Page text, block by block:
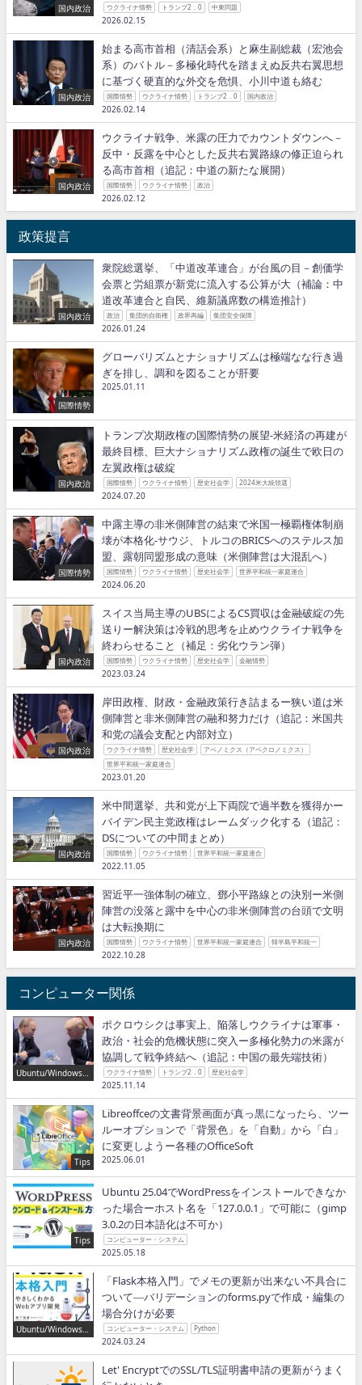
国内政治 ウクライナ情勢 トランプ2．0 中東問題
2026.02.15
国内政治
始まる高市首相（清話会系）と麻生副総裁（宏池会
系）のバトル－多極化時代を踏まえぬ反共右翼思想
に基づく硬直的な外交を危惧、小川中道も絡む
国際情勢 ウクライナ情勢 トランプ2．0 国内政治
2026.02.14
国内政治
ウクライナ戦争、米露の圧力でカウントダウンへ－
反中・反露を中心とした反共右翼路線の修正迫られ
る高市首相（追記：中道の新たな展開）
国際情勢 ウクライナ情勢 政治
2026.02.12
政策提言
国内政治
衆院総選挙、「中道改革連合」が台風の目－創価学
会票と労組票が新党に流入する公算が大（補論：中
道改革連合と自民、維新議席数の構造推計）
政治 集団的自衛権 政界再編 集団安全保障
2026.01.24
国際情勢
グローバリズムとナショナリズムは極端なな行き過
ぎを排し、調和を図ることが肝要
2025.01.11
国内政治
トランプ次期政権の国際情勢の展望−米経済の再建が
最終目標、巨大ナショナリズム政権の誕生で欧日の
左翼政権は破綻
国際情勢 ウクライナ情勢 歴史社会学 2024米大統領選
2024.07.20
国際情勢
中露主導の非米側陣営の結束で米国一極覇権体制崩
壊が本格化−サウジ、トルコのBRICSへのステルス加
盟、露朝同盟形成の意味（米側陣営は大混乱へ）
国際情勢 ウクライナ情勢 歴史社会学 世界平和統一家庭連合
2024.06.20
国内政治
スイス当局主導のUBSによるCS買収は金融破綻の先
送りー解決策は冷戦的思考を止めウクライナ戦争を
終わらせること（補足：劣化ウラン弾）
国際情勢 ウクライナ情勢 歴史社会学 金融情勢
2023.03.24
国内政治
岸田政権、財政・金融政策行き詰まるー狭い道は米
側陣営と非米側陣営の融和努力だけ（追記：米国共
和党の議会支配と内部対立）
ウクライナ情勢 歴史社会学
アベノミクス（アベクロノミクス）
世界平和統一家庭連合
2023.01.20
国内政治
米中間選挙、共和党が上下両院で過半数を獲得かー
バイデン民主党政権はレームダック化する（追記：
DSについての中間まとめ）
国際情勢 ウクライナ情勢 世界平和統一家庭連合
2022.11.05
国内政治
習近平一強体制の確立、鄧小平路線との決別ー米側
陣営の没落と露中を中心の非米側陣営の台頭で文明
は大転換期に
国際情勢 ウクライナ情勢 世界平和統一家庭連合 韓半島平和統一
2022.10.28
コンピューター関係
Ubuntu/Windows/P
ポクロウシクは事実上、陥落しウクライナは軍事・
政治・社会的危機状態に突入ー多極化勢力の米露が
協調して戦争終結へ（追記：中国の最先端技術）
ウクライナ情勢 トランプ2．0 歴史社会学
2025.11.14
Tips
Libreoffceの文書背景画面が真っ黒になったら、ツー
ルーオプションで「背景色」を「自動」から「白」
に変更しようー各種のOfficeSoft
2025.06.01
Tips
Ubuntu 25.04でWordPressをインストールできなか
った場合ーホスト名を「127.0.0.1」で可能に（gimp
3.0.2の日本語化は不可か）
コンピューター・システム
2025.05.18
Ubuntu/Windows/P
「Flask本格入門」でメモの更新が出来ない不具合に
ついて―バリデーションのforms.pyで作成・編集の
場合分けが必要
コンピューター・システム Python
2024.03.24
Let' EncryptでのSSL/TLS証明書申請の更新がうまく